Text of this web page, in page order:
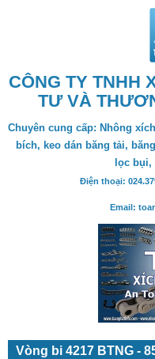
CÔNG TY TNHH
TƯ VÀ
Chuyên cung cấp: Nhông
bích, keo dán băng tải,
lọc
Điện thoại:
Email:
Vòng bi 4217 BTNG -